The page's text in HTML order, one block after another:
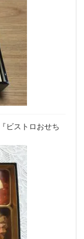
ビストロおせち